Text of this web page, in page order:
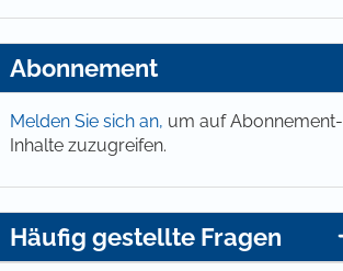
Abonnement
Melden Sie sich an, um auf Abonnement-
Inhalte zuzugreifen.
Häufig gestellte Fragen